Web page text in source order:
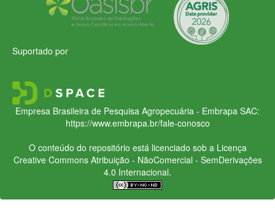
Suportado por
Empresa Brasileira de Pesquisa Agropecuária - Embrapa SAC:
https://www.embrapa.br/fale-conosco
O conteúdo do repositório está licenciado sob a Licença
Creative CommonsAtribuição - NãoComercial - SemDerivações
4.0 Internacional.